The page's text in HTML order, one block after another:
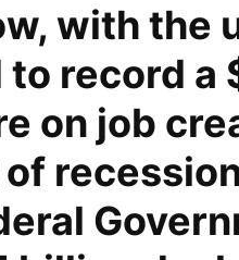
with the
record a
on job